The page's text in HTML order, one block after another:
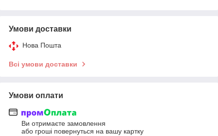
Умови доставки
Нова Пошта
Всі умови доставки
Умови оплати
Ви отримаєте замовлення
або гроші повернуться на вашу картку